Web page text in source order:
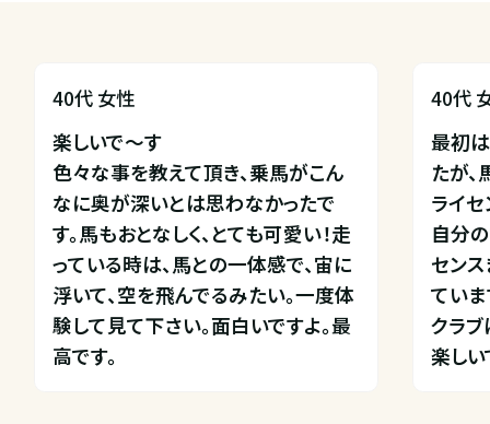
40代 女性
楽しいで〜す
色々な事を教えて頂き、乗馬がこん
なに奥が深いとは思わなかったで
す。馬もおとなしく、とても可愛い！走
っている時は、馬との一体感で、宙に
浮いて、空を飛んでるみたい。一度体
験して見て下さい。面白いですよ。最
高です。
40代
最初
たが
ライセ
自分
セン
ていま
クラ
楽しい